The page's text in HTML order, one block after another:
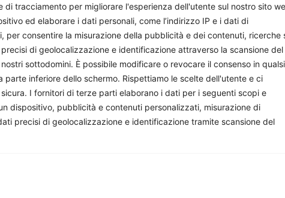
di tracciamento per migliorare l'esperienza dell'utente sul nostro sito
ed elaborare i dati personali, come l’indirizzo IP e i dati di
consentire la misurazione della pubblicità e dei contenuti, ricerche
di geolocalizzazione e identificazione attraverso la scansione del
sottodomini. È possibile modificare o revocare il consenso in
inferiore dello schermo. Rispettiamo le scelte dell'utente e ci
I fornitori di terze parti elaborano i dati per i seguenti scopi e
dispositivo, pubblicità e contenuti personalizzati, misurazione di
precisi di geolocalizzazione e identificazione tramite scansione del
e appassionati che si impegnano volontariamente a
sostienici: costa quanto un paio di caffè al mese.